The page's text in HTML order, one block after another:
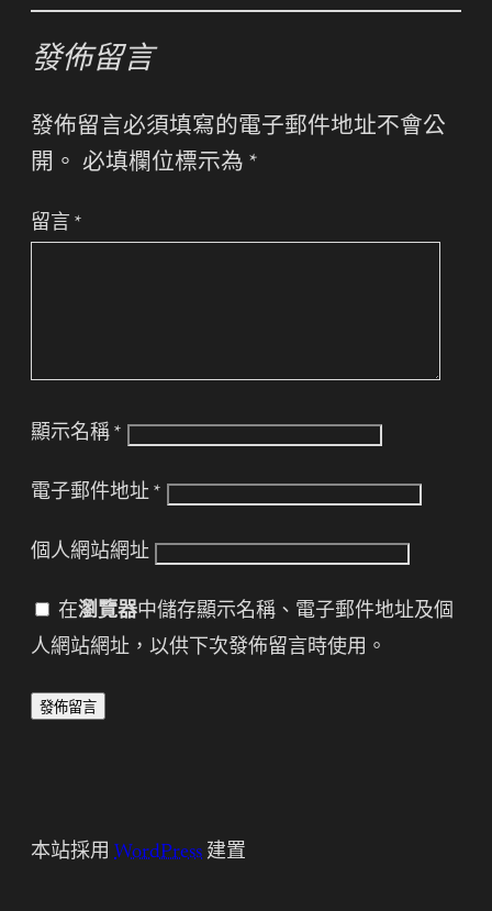
發佈留言
發佈留言必須填寫的電子郵件地址不會公
開。 必填欄位標示為 *
留言 *
顯示名稱 *
電子郵件地址 *
個人網站網址
在瀏覽器中儲存顯示名稱、電子郵件地址及個
人網站網址，以供下次發佈留言時使用。
本站採用 WordPress 建置